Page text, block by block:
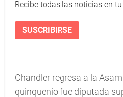
Recibe todas las noticias en
SUSCRIBIRSE
Chandler regresa a la
quinquenio fue diputada